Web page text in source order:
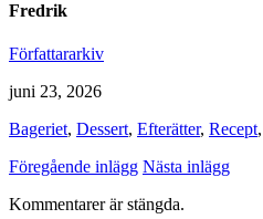
Fredrik
Författararkiv
juni 23, 2026
Bageriet, Dessert, Efterätter, Recept,
Föregående inlägg Nästa inlägg
Kommentarer är stängda.